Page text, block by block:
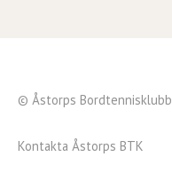
© Åstorps Bordtennisklubb
Kontakta Åstorps BTK